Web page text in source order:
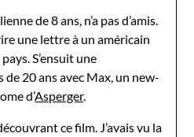
de 8 ans, n’a pas d’amis.
une lettre à un américain
S’ensuit une
20 ans avec Max, un new-
d’Asperger.
ce film. J’avais vu la